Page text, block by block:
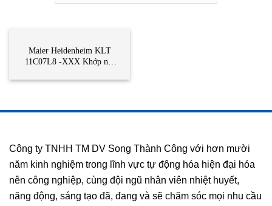
Maier Heidenheim KLT
11C07L8 -XXX Khớp nối
Công ty TNHH TM DV Song Thành Công với hơn mười
năm kinh nghiệm trong lĩnh vực tự động hóa hiện đại hóa
nên công nghiệp, cùng đội ngũ nhân viên nhiệt huyết,
năng động, sáng tạo đã, đang và sẽ chăm sóc mọi nhu cầu